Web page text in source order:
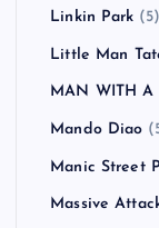
Linkin Park (5)
Little Man
MAN WITH A
Mando Diao
Manic Street
Massive